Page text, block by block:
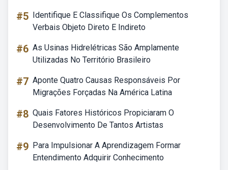
#5 Identifique E Classifique Os Complementos
Verbais Objeto Direto E Indireto
#6 As Usinas Hidrelétricas São Amplamente
Utilizadas No Território Brasileiro
#7 Aponte Quatro Causas Responsáveis Por
Migrações Forçadas Na América Latina
#8 Quais Fatores Históricos Propiciaram O
Desenvolvimento De Tantos Artistas
#9 Para Impulsionar A Aprendizagem Formar
Entendimento Adquirir Conhecimento